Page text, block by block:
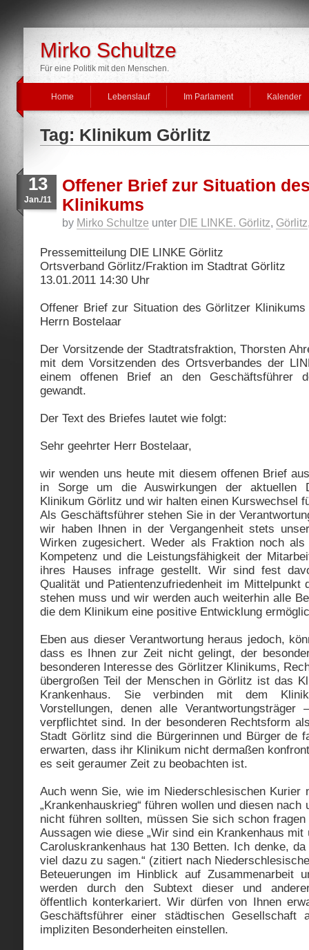
Mirko Schultze
Für eine Politik mit den Menschen.
Home Lebenslauf Im Parlament Kalender
Tag: Klinikum Görlitz
13
Jan./11
Offener Brief zur Situation
Klinikums
by Mirko Schultze unter DIE LINKE. Görlitz, Görlitz
Pressemitteilung DIE LINKE Görlitz
Ortsverband Görlitz/Fraktion im Stadtrat Görlitz
13.01.2011 14:30 Uhr
Offener Brief zur Situation des Görlitzer
Herrn Bostelaar
Der Vorsitzende der Stadtratsfraktion, Thorsten
mit dem Vorsitzenden des Ortsverbandes der
einem offenen Brief an den Geschäftsführer
gewandt.
Der Text des Briefes lautet wie folgt:
Sehr geehrter Herr Bostelaar,
wir wenden uns heute mit diesem offenen Brief
in Sorge um die Auswirkungen der aktuellen
Klinikum Görlitz und wir halten einen Kurswechsel
Als Geschäftsführer stehen Sie in der
wir haben Ihnen in der Vergangenheit stets
Wirken zugesichert. Weder als Fraktion noch
Kompetenz und die Leistungsfähigkeit der
ihres Hauses infrage gestellt. Wir sind fest
Qualität und Patientenzufriedenheit im Mittelpunkt
stehen muss und wir werden auch weiterhin alle
die dem Klinikum eine positive Entwicklung
Eben aus dieser Verantwortung heraus jedoch,
dass es Ihnen zur Zeit nicht gelingt, der
besonderen Interesse des Görlitzer Klinikums,
übergroßen Teil der Menschen in Görlitz ist das
Krankenhaus. Sie verbinden mit dem
Vorstellungen, denen alle
verpflichtet sind. In der besonderen Rechtsform
Stadt Görlitz sind die Bürgerinnen und Bürger de
erwarten, dass ihr Klinikum nicht dermaßen
es seit geraumer Zeit zu beobachten ist.
Auch wenn Sie, wie im Niederschlesischen Kurier
„Krankenhauskrieg“ führen wollen und diesen nach
nicht führen sollten, müssen Sie sich schon
Aussagen wie diese „Wir sind ein Krankenhaus mit
Caroluskrankenhaus hat 130 Betten. Ich denke,
viel dazu zu sagen.“ (zitiert nach
Beteuerungen im Hinblick auf Zusammenarbeit
werden durch den Subtext dieser und
öffentlich konterkariert. Wir dürfen von Ihnen
Geschäftsführer einer städtischen Gesellschaft
impliziten Besonderheiten einstellen.